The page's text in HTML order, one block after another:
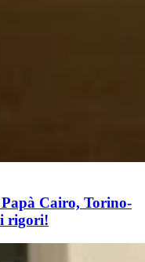
Cairo, Torino-
rigori!